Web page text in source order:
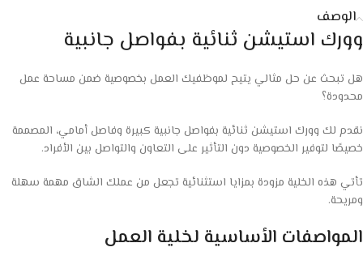
الوصف
وورك استيشن ثنائية بفواصل جانبية
هل تبحث عن حل مثالي يتيح لموظفيك العمل بخصوصية ضمن مساحة عمل
محدودة؟
نقدم لك وورك استيشن ثنائية بفواصل جانبية كبيرة وفاصل أمامي، المصممة
خصيصًا لتوفير الخصوصية دون التأثير على التعاون والتواصل بين الأفراد.
تأتي هذه الخلية مزودة بمزايا استثنائية تجعل من عملك الشاق مهمة سهلة
ومريحة.
المواصفات الأساسية لخلية العمل